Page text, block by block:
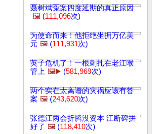
聂树斌冤案四度延期的真正原因
🖼️ (111,096次)
为使命而来！他拒绝坐拥万亿美
元 🖼️ (111,931次)
英子危机了！一根刺扎在老江喉
管上 🖼️▶️ (581,969次)
两个实在太离谱的灾祸应该有答
案 🖼️ (243,620次)
张德江两会折腾没资本 江断碑拼
好了 🖼️ (118,410次)